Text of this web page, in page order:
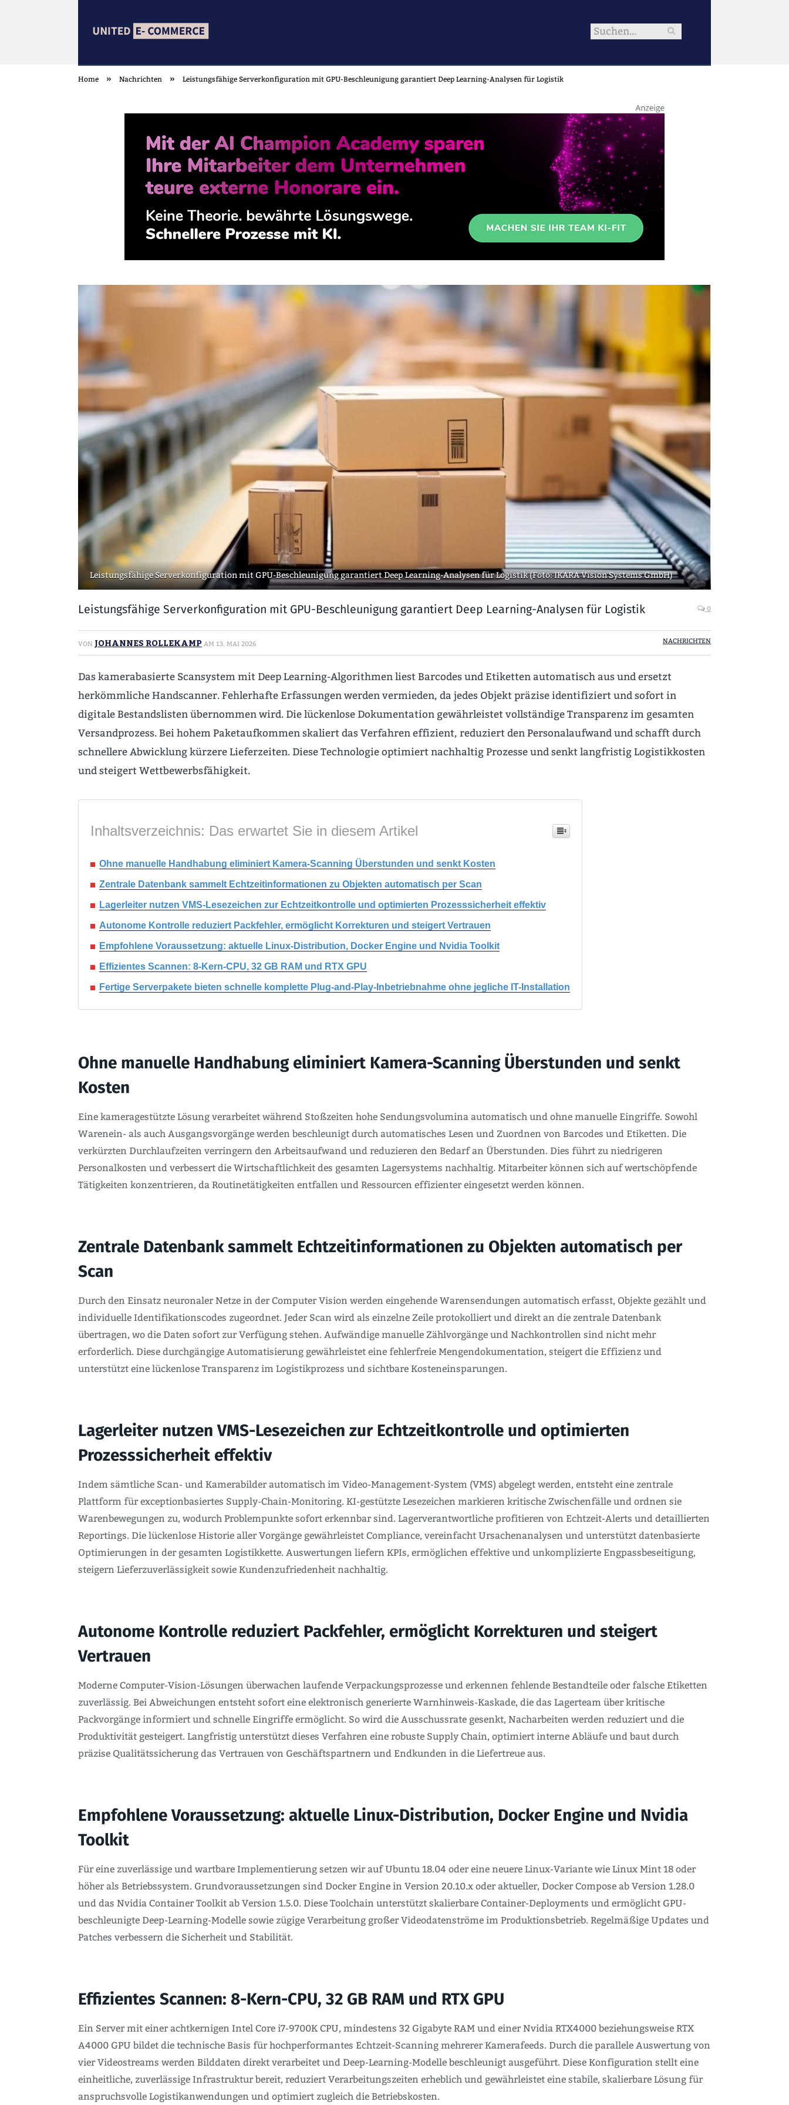
Home » Nachrichten » Leistungsfähige Serverkonfiguration mit GPU-Beschleunigung garantiert Deep Learning-Analysen für Logistik
Leistungsfähige Serverkonfiguration mit GPU-Beschleunigung garantiert Deep Learning-Analysen für Logistik (Foto: IKARA Vision Systems GmbH)
Leistungsfähige Serverkonfiguration mit GPU-Beschleunigung garantiert Deep Learning-Analysen für Logistik 0
VON JOHANNES ROLLEKAMP AM 13. MAI 2026 NACHRICHTEN
Das kamerabasierte Scansystem mit Deep Learning-Algorithmen liest Barcodes und Etiketten automatisch aus und ersetzt
herkömmliche Handscanner. Fehlerhafte Erfassungen werden vermieden, da jedes Objekt präzise identifiziert und sofort in
digitale Bestandslisten übernommen wird. Die lückenlose Dokumentation gewährleistet vollständige Transparenz im gesamten
Versandprozess. Bei hohem Paketaufkommen skaliert das Verfahren effizient, reduziert den Personalaufwand und schafft durch
schnellere Abwicklung kürzere Lieferzeiten. Diese Technologie optimiert nachhaltig Prozesse und senkt langfristig Logistikkosten
und steigert Wettbewerbsfähigkeit.
Inhaltsverzeichnis: Das erwartet Sie in diesem Artikel
Ohne manuelle Handhabung eliminiert Kamera-Scanning Überstunden und senkt Kosten
Zentrale Datenbank sammelt Echtzeitinformationen zu Objekten automatisch per Scan
Lagerleiter nutzen VMS-Lesezeichen zur Echtzeitkontrolle und optimierten Prozesssicherheit effektiv
Autonome Kontrolle reduziert Packfehler, ermöglicht Korrekturen und steigert Vertrauen
Empfohlene Voraussetzung: aktuelle Linux-Distribution, Docker Engine und Nvidia Toolkit
Effizientes Scannen: 8-Kern-CPU, 32 GB RAM und RTX GPU
Fertige Serverpakete bieten schnelle komplette Plug-and-Play-Inbetriebnahme ohne jegliche IT-Installation
Ohne manuelle Handhabung eliminiert Kamera-Scanning Überstunden und senkt
Kosten
Eine kamera­gestützte Lösung verarbeitet während Stoßzeiten hohe Sendungsvolumina automatisch und ohne manuelle Eingriffe. Sowohl
Warenein- als auch Ausgangsvorgänge werden beschleunigt durch automatisches Lesen und Zuordnen von Barcodes und Etiketten. Die
verkürzten Durchlaufzeiten verringern den Arbeitsaufwand und reduzieren den Bedarf an Überstunden. Dies führt zu niedrigeren
Personalkosten und verbessert die Wirtschaftlichkeit des gesamten Lagersystems nachhaltig. Mitarbeiter können sich auf wertschöpfende
Tätigkeiten konzentrieren, da Routinetätigkeiten entfallen und Ressourcen effizienter eingesetzt werden können.
Zentrale Datenbank sammelt Echtzeitinformationen zu Objekten automatisch per
Scan
Durch den Einsatz neuronaler Netze in der Computer Vision werden eingehende Warensendungen automatisch erfasst, Objekte gezählt und
individuelle Identifikationscodes zugeordnet. Jeder Scan wird als einzelne Zeile protokolliert und direkt an die zentrale Datenbank
übertragen, wo die Daten sofort zur Verfügung stehen. Aufwändige manuelle Zählvorgänge und Nachkontrollen sind nicht mehr
erforderlich. Diese durchgängige Automatisierung gewährleistet eine fehlerfreie Mengendokumentation, steigert die Effizienz und
unterstützt eine lückenlose Transparenz im Logistikprozess und sichtbare Kosteneinsparungen.
Lagerleiter nutzen VMS-Lesezeichen zur Echtzeitkontrolle und optimierten
Prozesssicherheit effektiv
Indem sämtliche Scan- und Kamerabilder automatisch im Video-Management-System (VMS) abgelegt werden, entsteht eine zentrale
Plattform für exceptionbasiertes Supply-Chain-Monitoring. KI-gestützte Lesezeichen markieren kritische Zwischenfälle und ordnen sie
Warenbewegungen zu, wodurch Problempunkte sofort erkennbar sind. Lagerverantwortliche profitieren von Echtzeit-Alerts und detaillierten
Reportings. Die lückenlose Historie aller Vorgänge gewährleistet Compliance, vereinfacht Ursachenanalysen und unterstützt datenbasierte
Optimierungen in der gesamten Logistikkette. Auswertungen liefern KPIs, ermöglichen effektive und unkomplizierte Engpassbeseitigung,
steigern Lieferzuverlässigkeit sowie Kundenzufriedenheit nachhaltig.
Autonome Kontrolle reduziert Packfehler, ermöglicht Korrekturen und steigert
Vertrauen
Moderne Computer-Vision-Lösungen überwachen laufende Verpackungsprozesse und erkennen fehlende Bestandteile oder falsche Etiketten
zuverlässig. Bei Abweichungen entsteht sofort eine elektronisch generierte Warnhinweis-Kaskade, die das Lagerteam über kritische
Packvorgänge informiert und schnelle Eingriffe ermöglicht. So wird die Ausschussrate gesenkt, Nacharbeiten werden reduziert und die
Produktivität gesteigert. Langfristig unterstützt dieses Verfahren eine robuste Supply Chain, optimiert interne Abläufe und baut durch
präzise Qualitätssicherung das Vertrauen von Geschäftspartnern und Endkunden in die Liefertreue aus.
Empfohlene Voraussetzung: aktuelle Linux-Distribution, Docker Engine und Nvidia
Toolkit
Für eine zuverlässige und wartbare Implementierung setzen wir auf Ubuntu 18.04 oder eine neuere Linux-Variante wie Linux Mint 18 oder
höher als Betriebssystem. Grundvoraussetzungen sind Docker Engine in Version 20.10.x oder aktueller, Docker Compose ab Version 1.28.0
und das Nvidia Container Toolkit ab Version 1.5.0. Diese Toolchain unterstützt skalierbare Container-Deployments und ermöglicht GPU-
beschleunigte Deep-Learning-Modelle sowie zügige Verarbeitung großer Videodatenströme im Produktionsbetrieb. Regelmäßige Updates und
Patches verbessern die Sicherheit und Stabilität.
Effizientes Scannen: 8-Kern-CPU, 32 GB RAM und RTX GPU
Ein Server mit einer achtkernigen Intel Core i7-9700K CPU, mindestens 32 Gigabyte RAM und einer Nvidia RTX4000 beziehungsweise RTX
A4000 GPU bildet die technische Basis für hochperformantes Echtzeit-Scanning mehrerer Kamerafeeds. Durch die parallele Auswertung von
vier Videostreams werden Bilddaten direkt verarbeitet und Deep-Learning-Modelle beschleunigt ausgeführt. Diese Konfiguration stellt eine
einheitliche, zuverlässige Infrastruktur bereit, reduziert Verarbeitungszeiten erheblich und gewährleistet eine stabile, skalierbare Lösung für
anspruchsvolle Logistikanwendungen und optimiert zugleich die Betriebskosten.